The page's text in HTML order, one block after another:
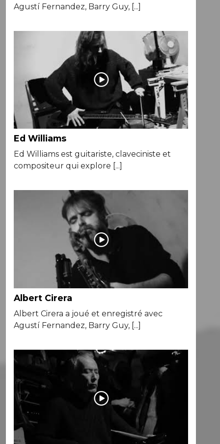
Agustí Fernandez, Barry Guy, [...]
Ed Williams
Ed Williams est guitariste, claveciniste et
compositeur qui explore [...]
Albert Cirera
Albert Cirera a joué et enregistré avec
Agustí Fernandez, Barry Guy, [...]